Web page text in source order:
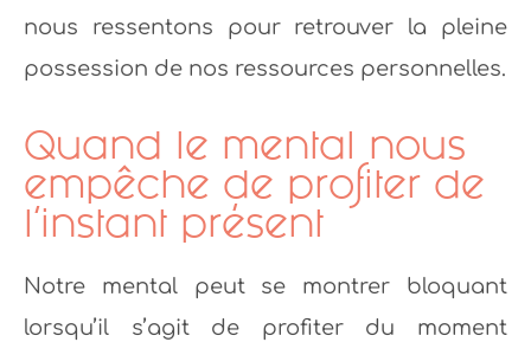
nous ressentons pour retrouver la pleine
possession de nos ressources personnelles.
Quand le mental nous
empêche de profiter de
l’instant présent
Notre mental peut se montrer bloquant
lorsqu’il s’agit de profiter du moment